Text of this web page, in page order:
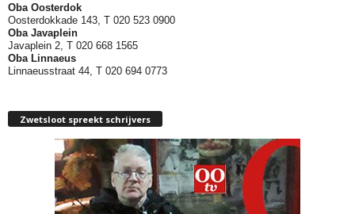
Oba Oosterdok
Oosterdokkade 143, T 020 523 0900
Oba Javaplein
Javaplein 2, T 020 668 1565
Oba Linnaeus
Linnaeusstraat 44, T 020 694 0773
Zwetsloot spreekt schrijvers